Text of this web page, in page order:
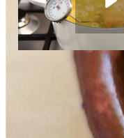
50 gManchego kazen
serranoham
Instructievideo
01:34